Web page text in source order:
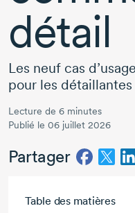
détail
Les neuf cas
pour les
Lecture de 6 minutes
Publié le 06 juillet 2026
Partager
Table des matières